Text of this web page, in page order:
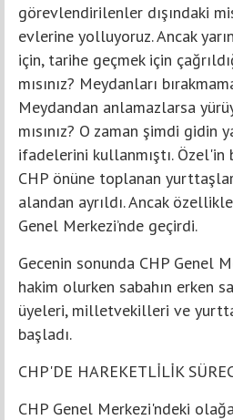
görevlendirilenler dışındaki
evlerine yolluyoruz. Ancak
için, tarihe geçmek için
mısınız? Meydanları
Meydandan anlamazlarsa
mısınız? O zaman şimdi gidin
ifadelerini kullanmıştı. Özel'in
CHP önüne toplanan
alandan ayrıldı. Ancak
Genel Merkezi’nde geçirdi.
Gecenin sonunda CHP Genel
hakim olurken sabahın erken
üyeleri, milletvekilleri ve
başladı.
CHP'DE HAREKETLİLİK
CHP Genel Merkezi'ndeki